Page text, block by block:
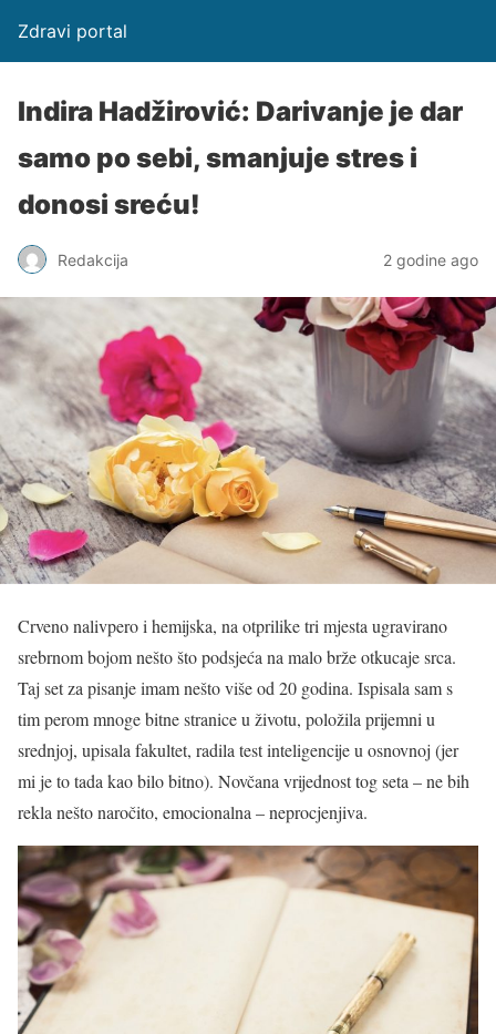
Zdravi portal
Indira Hadžirović: Darivanje je dar
samo po sebi, smanjuje stres i
donosi sreću!
Redakcija 2 godine ago
Crveno nalivpero i hemijska, na otprilike tri mjesta ugravirano
srebrnom bojom nešto što podsjeća na malo brže otkucaje srca.
Taj set za pisanje imam nešto više od 20 godina. Ispisala sam s
tim perom mnoge bitne stranice u životu, položila prijemni u
srednjoj, upisala fakultet, radila test inteligencije u osnovnoj (jer
mi je to tada kao bilo bitno). Novčana vrijednost tog seta – ne bih
rekla nešto naročito, emocionalna – neprocjenjiva.